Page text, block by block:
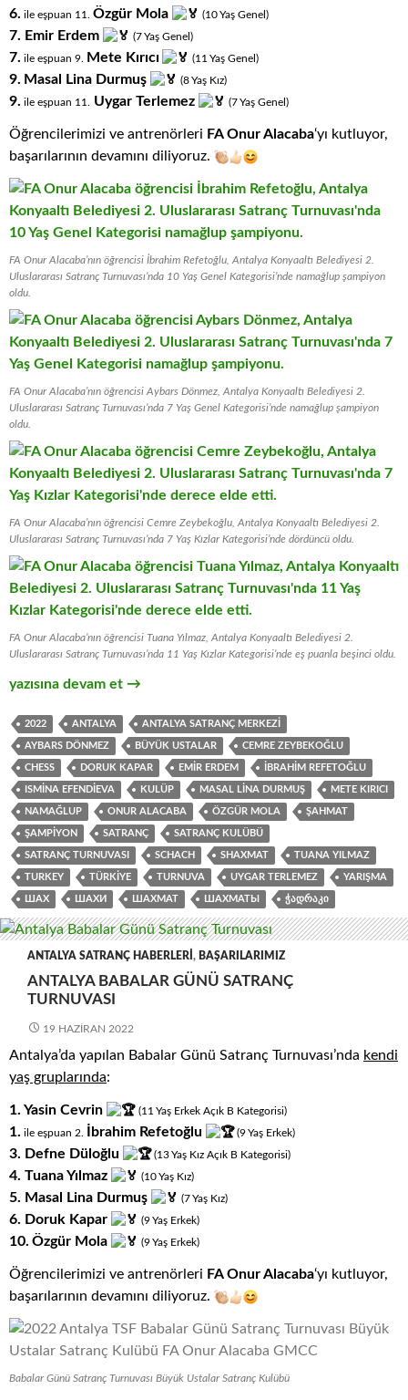
6. ile eşpuan 11 . Özgür Mola (10Yaş Genel)
7. Emir Erdem (7Yaş Genel)
7. ile eşpuan 9. Mete Kırıcı (11 Yaş Genel)
9. Masal Lina Durmuş (8Yaş Kız)
9. ile eşpuan 11 . Uygar Terlemez (7Yaş Genel)
Öğrencilerimizi ve antrenörleri FA Onur Alacaba‘yı kutluyor,
başarılarının devamını diliyoruz.
FA Onur Alacaba’nın öğrencisi İbrahim Refetoğlu, Antalya Konyaaltı Belediyesi 2.
Uluslararası Satranç Turnuvası’nda 10 Yaş Genel Kategorisi’nde namağlup şampiyon
oldu.
FA Onur Alacaba’nın öğrencisi Aybars Dönmez, Antalya Konyaaltı Belediyesi 2.
Uluslararası Satranç Turnuvası’nda 7 Yaş Genel Kategorisi’nde namağlup şampiyon
oldu.
FA Onur Alacaba’nın öğrencisi Cemre Zeybekoğlu, Antalya Konyaaltı Belediyesi 2.
Uluslararası Satranç Turnuvası’nda 7 Yaş Kızlar Kategorisi’nde dördüncü oldu.
FA Onur Alacaba’nın öğrencisi Tuana Yılmaz, Antalya Konyaaltı Belediyesi 2.
Uluslararası Satranç Turnuvası’nda 11 Yaş Kızlar Kategorisi’nde eş puanla beşinci oldu.
Antalya Konyaaltı Belediyesi 2. Uluslararası Satranç Sonuçları
yazısına devam et →
2022 ANTALYA ANTALYA SATRANÇ MERKEZI
AYBARS DÖNMEZ BÜYÜK USTALAR CEMRE ZEYBEKOĞLU
CHESS DORUK KAPAR EMIR ERDEM İBRAHIM REFETOĞLU
ISMINA EFENDIEVA KULÜP MASAL LINA DURMUŞ METE KIRICI
NAMAĞLUP ONUR ALACABA ÖZGÜR MOLA ŞAHMAT
ŞAMPIYON SATRANÇ SATRANÇ KULÜBÜ
SATRANÇ TURNUVASI SCHACH SHAXMAT TUANA YILMAZ
TURKEY TÜRKIYE TURNUVA UYGAR TERLEMEZ YARIŞMA
ШАХ ШАХИ ШАХМАТ ШАХМАТЫ ᲭᲐᲓᲠᲐᲙᲘ
ANTALYA SATRANÇ HABERLERI , BAŞARILARIMIZ
ANTALYA BABALAR GÜNÜ SATRANÇ
TURNUVASI
19 HAZIRAN 2022
Antalya’da yapılan Babalar Günü Satranç Turnuvası’nda kendi
yaş gruplarında:
1. Yasin Cevrin (11 Yaş Erkek Açık B Kategorisi)
1. ile eşpuan 2. İbrahim Refetoğlu (9Yaş Erkek)
3. Defne Düloğlu (13Yaş Kız Açık B Kategorisi)
4. Tuana Yılmaz (10Yaş Kız)
5. Masal Lina Durmuş (7Yaş Kız)
6. Doruk Kapar (9Yaş Erkek)
10. Özgür Mola (9Yaş Erkek)
Öğrencilerimizi ve antrenörleri FA Onur Alacaba‘yı kutluyor,
başarılarının devamını diliyoruz.
Babalar Günü Satranç Turnuvası Büyük Ustalar Satranç Kulübü